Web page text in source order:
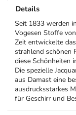
Details
Seit 1833 werden
Vogesen Stoffe
Zeit entwickelte
strahlend schönen
diese Schönheiten
Die spezielle
aus Damast eine
ausdrucksstarkes
für Geschirr und